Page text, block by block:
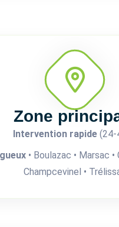
Zone
Intervention rapide (24-
• Boulazac • Marsac •
Champcevinel •